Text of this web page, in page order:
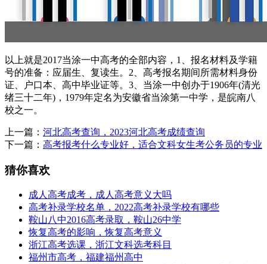
以上就是2017当涂一中高考的全部内容，1、报名材料及学籍
号的准备：应届生、复读生。2、高考报名期间所需材料身份
证、户口本、高中毕业证等。3、当涂一中创办于1906年(清光
绪三十二年)，1979年定名为安徽省当涂第一中学，是皖南八
校之一。
上一篇： 河北高考查询，2023河北高考成绩查询
下一篇： 高考报考什么专业好，适合文科女生考公务员的专业
猜你喜欢
成人高考成考，成人高考意义大吗
高考补录学校名单，2022高考补录学校有哪些
鞍山八中2016高考录取，鞍山26中学
恢复高考的影响，恢复高考意义
浙江高考选课，浙江文科选考科目
福州市高考，福建福州高中